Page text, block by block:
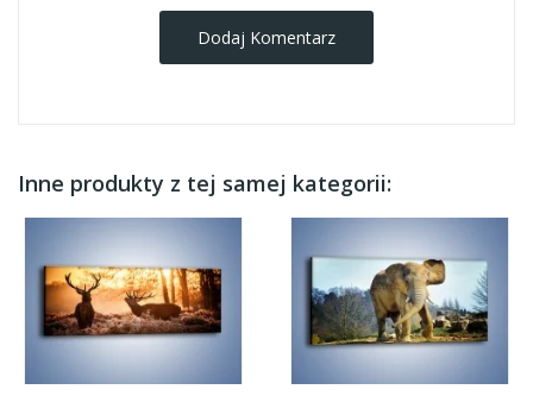
Dodaj Komentarz
Inne produkty z tej samej kategorii: